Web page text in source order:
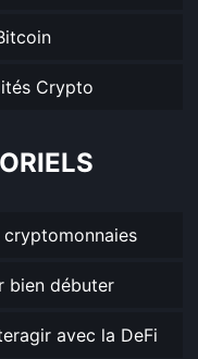
Crypto
bien débuter
avec la DeFi